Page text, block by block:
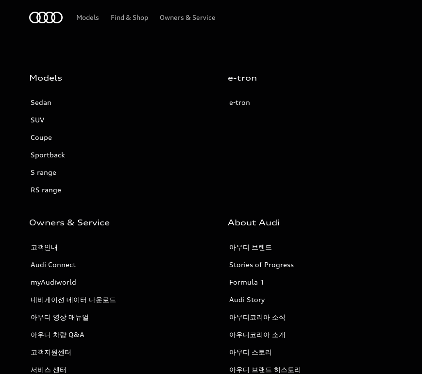
Models Find & Shop Owners & Service
Models
Sedan
SUV
Coupe
Sportback
S range
RS range
e-tron
e-tron
Owners & Service
고객안내
Audi Connect
myAudiworld
내비게이션 데이터 다운로드
아우디 영상 매뉴얼
아우디 차량 Q&A
고객지원센터
서비스 센터
About Audi
아우디 브랜드
Stories of Progress
Formula 1
Audi Story
아우디코리아 소식
아우디코리아 소개
아우디 스토리
아우디 브랜드 히스토리